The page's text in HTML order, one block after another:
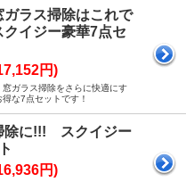
ガラス掃除はこれで
イジー豪華7点セ
円)
窓ガラス掃除をさらに快適にす
な7点セットです！
除に!!! スクイジー
円)